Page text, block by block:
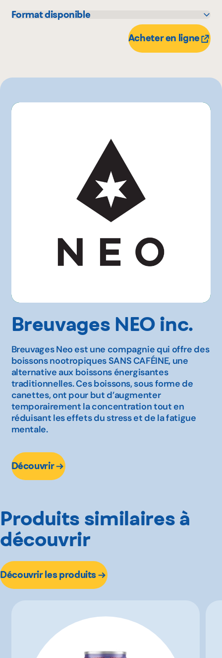
Format disponible
Acheter en ligne
Breuvages NEO inc.
Breuvages Neo est une compagnie qui offre des
boissons nootropiques SANS CAFÉINE, une
alternative aux boissons énergisantes
traditionnelles. Ces boissons, sous forme de
canettes, ont pour but d’augmenter
temporairement la concentration tout en
réduisant les effets du stress et de la fatigue
mentale.
Découvrir
Produits similaires à
découvrir
Découvrir les produits